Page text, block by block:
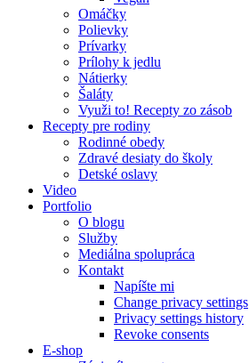
Omáčky
Polievky
Prívarky
Prílohy k jedlu
Nátierky
Šaláty
Využi to! Recepty zo zásob
Recepty pre rodiny
Rodinné obedy
Zdravé desiaty do školy
Detské oslavy
Video
Portfolio
O blogu
Služby
Mediálna spolupráca
Kontakt
Napíšte mi
Change privacy settings
Privacy settings history
Revoke consents
E-shop